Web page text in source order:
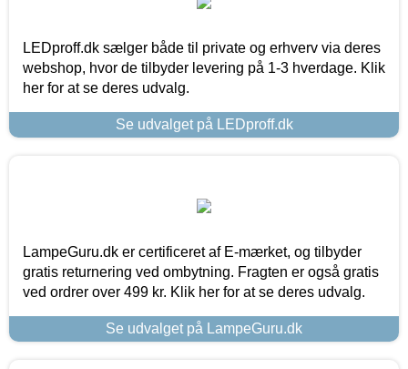
LEDproff.dk sælger både til private og erhverv via deres
webshop, hvor de tilbyder levering på 1-3 hverdage. Klik
her for at se deres udvalg.
Se udvalget på LEDproff.dk
LampeGuru.dk er certificeret af E-mærket, og tilbyder
gratis returnering ved ombytning. Fragten er også gratis
ved ordrer over 499 kr. Klik her for at se deres udvalg.
Se udvalget på LampeGuru.dk